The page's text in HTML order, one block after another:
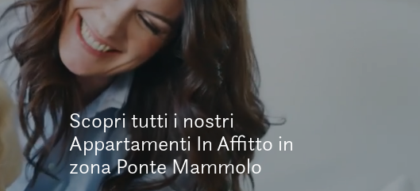
Scopri tutti i nostri
Appartamenti In Affitto in
zona Ponte Mammolo